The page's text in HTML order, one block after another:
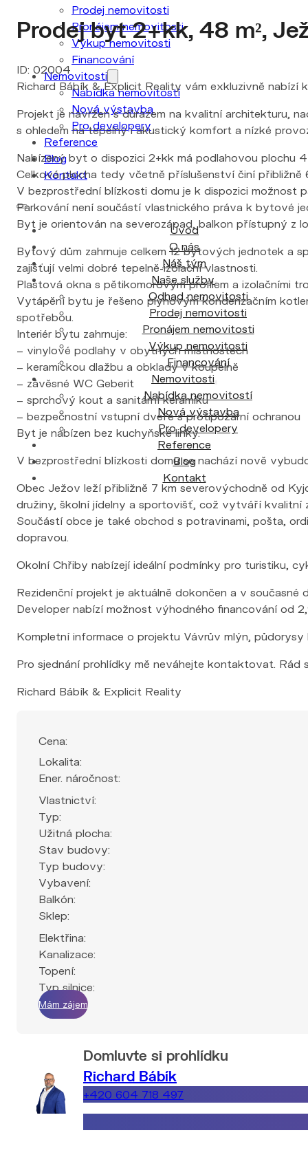
Pronájem nemovitosti
Výkup nemovitosti
Financování
Nemovitosti
Nabídka nemovitostí
Nová výstavba
Pro developery
Reference
Blog
Kontakt
Úvod
O nás
Náš tým
Naše služby
Odhad nemovitosti
Prodej nemovitosti
Pronájem nemovitosti
Výkup nemovitosti
Financování
Nemovitosti
Nabídka nemovitostí
Nová výstavba
Pro developery
Reference
Blog
Kontakt
Prodej byt 2+kk, 48 m²,
Richard Bábík & Explicit Reality vám exkluzivně
Projekt je navržen s důrazem na kvalitní architekturu,
s ohledem na tepelný i akustický komfort a nízké
Nabízený byt o dispozici 2+kk má podlahovou plochu
Celková plocha tedy včetně příslušenství činí přibližně
V bezprostřední blízkosti domu je k dispozici možnost
Parkování není součástí vlastnického práva k bytové
Byt je orientován na severozápad, balkon přístupný z
Bytový dům zahrnuje celkem 12 bytových jednotek a
zajišťují velmi dobré tepelně-izolační vlastnosti.
Plastová okna s pětikomorovým profilem a izolačními
Vytápění bytu je řešeno plynovým kondenzačním
spotřebou.
Interiér bytu zahrnuje:
– vinylové podlahy v obytných místnostech
– keramickou dlažbu a obklady v koupelně
– závěsné WC Geberit
– sprchový kout a sanitární keramiku
– bezpečnostní vstupní dveře s protipožární ochranou
Byt je nabízen bez kuchyňské linky.
V bezprostřední blízkosti domu se nachází nově
Obec Ježov leží přibližně 7 km severovýchodně od
družiny, školní jídelny a sportovišť, což vytváří kvalitní
Součástí obce je také obchod s potravinami, pošta,
dopravou.
Okolní Chřiby nabízejí ideální podmínky pro turistiku,
Rezidenční projekt je aktuálně dokončen a v
Developer nabízí možnost výhodného financování od
Kompletní informace o projektu Vávrův mlýn,
Pro sjednání prohlídky mě neváhejte kontaktovat. Rád
Richard Bábík & Explicit Reality
Lokalita:
Ener. náročnost:
Vlastnictví:
Typ:
Užitná plocha:
Stav budovy:
Typ budovy:
Vybavení:
Balkón:
Sklep:
Elektřina:
Kanalizace:
Topení:
Typ silnice:
Mám zájem
Richard Bábík
+420 604 718 497
richard.babik@explicitreality.cz